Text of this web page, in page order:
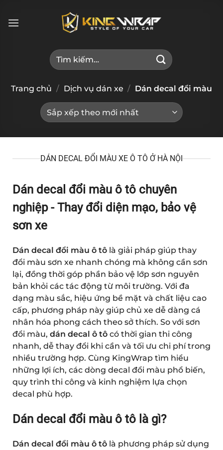
qua
Tìm
kiếm:
Trang chủ / Dịch vụ dán xe / Dán decal đổi màu
DÁN DECAL ĐỔI MÀU XE Ô TÔ Ở HÀ NỘI
Dán decal đổi màu ô tô chuyên
nghiệp - Thay đổi diện mạo, bảo vệ
sơn xe
Dán decal đổi màu ô tô là giải pháp giúp thay
đổi màu sơn xe nhanh chóng mà không cần sơn
lại, đồng thời góp phần bảo vệ lớp sơn nguyên
bản khỏi các tác động từ môi trường. Với đa
dạng màu sắc, hiệu ứng bề mặt và chất liệu cao
cấp, phương pháp này giúp chủ xe dễ dàng cá
nhân hóa phong cách theo sở thích. So với sơn
đổi màu, dán decal ô tô có thời gian thi công
nhanh, dễ thay đổi khi cần và tối ưu chi phí trong
nhiều trường hợp. Cùng KingWrap tìm hiểu
những lợi ích, các dòng decal đổi màu phổ biến,
quy trình thi công và kinh nghiệm lựa chọn
decal phù hợp.
Dán decal đổi màu ô tô là gì?
Dán decal đổi màu ô tô là phương pháp sử dụng